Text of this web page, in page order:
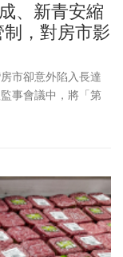
、新青安縮
，對房市影
市卻意外陷入長達
事會議中，將「第
產智庫執行長何世